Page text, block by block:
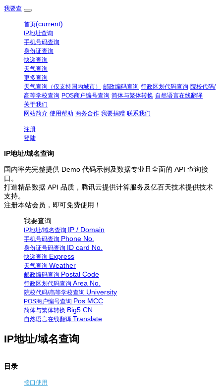
我要查
首页(current)
IP地址查询
手机号码查询
身份证查询
快递查询
天气查询
更多查询
天气查询（仅支持国内城市）
邮政编码查询 行政区划代码查询 院校代码/
高等学校查询 POS商户编号查询 简体与繁体转换 自然语言在线翻译
关于我们
网站简介 使用帮助 商务合作 我要捐赠 联系我们
注册
登陆
IP地址/域名查询
国内率先完整提供 Demo 代码示例及数据专业且全面的 API 查询接
口。
打造精品数据 API 品质，腾讯云提供计算服务及亿百天技术提供技术
支持。
注册本站会员，即可免费使用！
我要查询
IP地址/域名查询 IP / Domain
手机号码查询 Phone No.
身份证号码查询 ID card No.
快递查询 Express
天气查询 Weather
邮政编码查询 Postal Code
行政区划代码查询 Area No.
院校代码/高等学校查询 University
POS商户编号查询 Pos MCC
简体与繁体转换 Big5 CN
自然语言在线翻译 Translate
IP地址/域名查询
目录
接口使用